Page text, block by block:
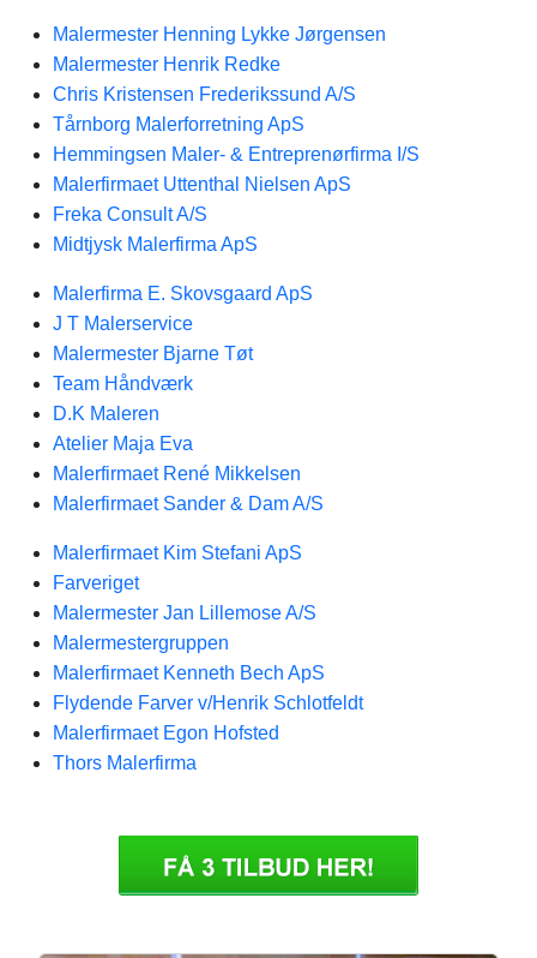
Malermester Henning Lykke Jørgensen
Malermester Henrik Redke
Chris Kristensen Frederikssund A/S
Tårnborg Malerforretning ApS
Hemmingsen Maler- & Entreprenørfirma I/S
Malerfirmaet Uttenthal Nielsen ApS
Freka Consult A/S
Midtjysk Malerfirma ApS
Malerfirma E. Skovsgaard ApS
J T Malerservice
Malermester Bjarne Tøt
Team Håndværk
D.K Maleren
Atelier Maja Eva
Malerfirmaet René Mikkelsen
Malerfirmaet Sander & Dam A/S
Malerfirmaet Kim Stefani ApS
Farveriget
Malermester Jan Lillemose A/S
Malermestergruppen
Malerfirmaet Kenneth Bech ApS
Flydende Farver v/Henrik Schlotfeldt
Malerfirmaet Egon Hofsted
Thors Malerfirma